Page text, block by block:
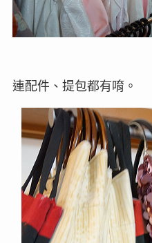
連配件、提包都有唷。